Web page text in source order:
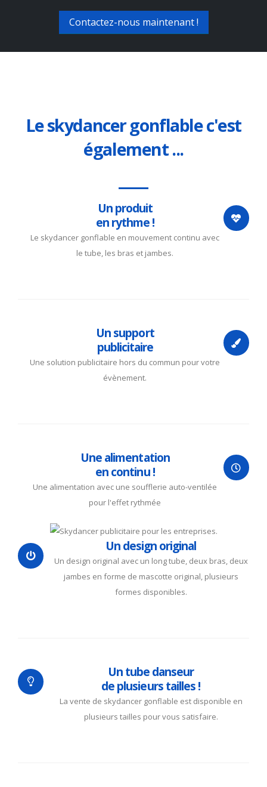
Contactez-nous maintenant !
Le skydancer gonflable c'est
également ...
Un produit
en rythme !
Le skydancer gonflable en mouvement continu avec
le tube, les bras et jambes.
Un support
publicitaire
Une solution publicitaire hors du commun pour votre
évènement.
Une alimentation
en continu !
Une alimentation avec une soufflerie auto-ventilée
pour l'effet rythmée
Un design original
Un design original avec un long tube, deux bras, deux
jambes en forme de mascotte original, plusieurs
formes disponibles.
Un tube danseur
de plusieurs tailles !
La vente de skydancer gonflable est disponible en
plusieurs tailles pour vous satisfaire.